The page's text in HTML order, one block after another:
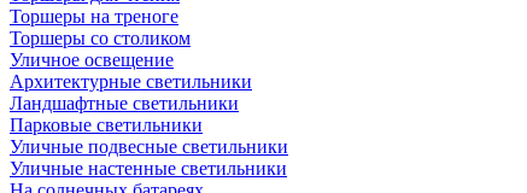
Торшеры на треноге
Торшеры со столиком
Уличное освещение
Архитектурные светильники
Ландшафтные светильники
Парковые светильники
Уличные подвесные светильники
Уличные настенные светильники